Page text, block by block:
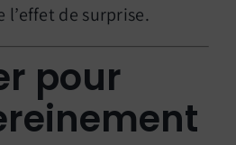
de surprise.
pour